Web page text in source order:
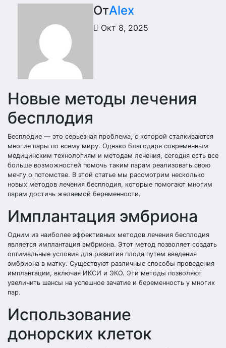
ОтAlex
Окт 8, 2025
Новые методы лечения
бесплодия
Бесплодие — это серьезная проблема, с которой сталкиваются
многие пары по всему миру. Однако благодаря современным
медицинским технологиям и методам лечения, сегодня есть все
больше возможностей помочь таким парам реализовать свою
мечту о потомстве. В этой статье мы рассмотрим несколько
новых методов лечения бесплодия, которые помогают многим
парам достичь желаемой беременности.
Имплантация эмбриона
Одним из наиболее эффективных методов лечения бесплодия
является имплантация эмбриона. Этот метод позволяет создать
оптимальные условия для развития плода путем введения
эмбриона в матку. Существуют различные способы проведения
имплантации, включая ИКСИ и ЭКО. Эти методы позволяют
увеличить шансы на успешное зачатие и беременность у многих
пар.
Использование
донорских клеток